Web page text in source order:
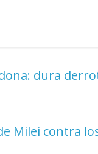
dura
Milei contra